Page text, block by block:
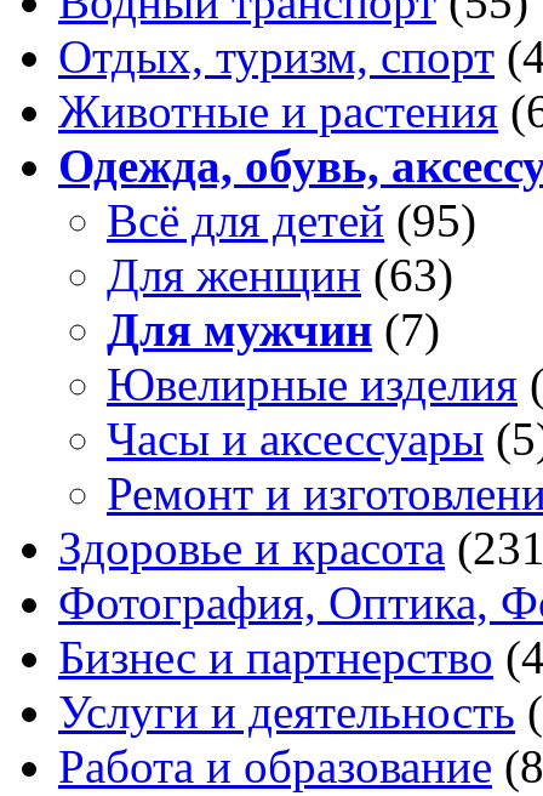
Отдых, туризм, спорт
Животные и растения
Одежда, обувь,
Всё для детей (95)
Для женщин (63)
Для мужчин (7)
Ювелирные изделия
Часы и аксессуары
Ремонт и
Здоровье и красота
Фотография, Оптика,
Бизнес и партнерство
Услуги и деятельность
Работа и образование